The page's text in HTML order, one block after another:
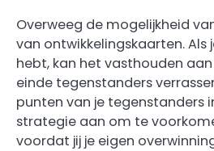
Overweeg de mogelijkheid
van ontwikkelingskaarten. Als
hebt, kan het vasthouden
einde tegenstanders
punten van je tegenstanders
strategie aan om te
voordat jij je eigen